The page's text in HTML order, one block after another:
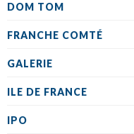
DOM TOM
FRANCHE COMTÉ
GALERIE
ILE DE FRANCE
IPO